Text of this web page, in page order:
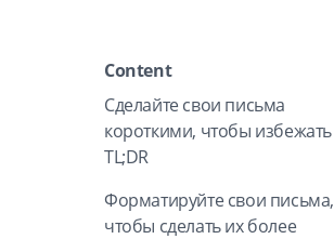
Content
Сделайте свои письма
короткими, чтобы избежать
TL;DR
Форматируйте свои письма,
чтобы сделать их более